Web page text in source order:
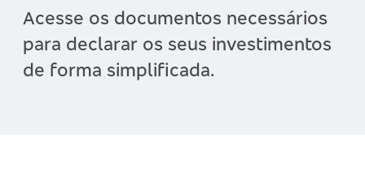
Acesse os documentos necessários
para declarar os seus investimentos
de forma simplificada.